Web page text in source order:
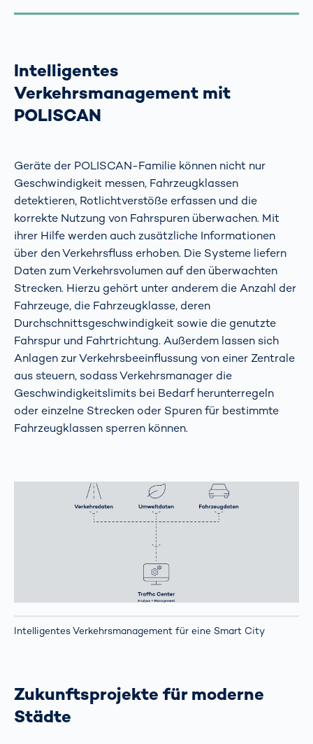
Intelligentes
Verkehrsmanagement mit
POLISCAN
Geräte der POLISCAN-Familie können nicht nur
Geschwindigkeit messen, Fahrzeugklassen
detektieren, Rotlichtverstöße erfassen und die
korrekte Nutzung von Fahrspuren überwachen. Mit
ihrer Hilfe werden auch zusätzliche Informationen
über den Verkehrsfluss erhoben. Die Systeme liefern
Daten zum Verkehrsvolumen auf den überwachten
Strecken. Hierzu gehört unter anderem die Anzahl der
Fahrzeuge, die Fahrzeugklasse, deren
Durchschnittsgeschwindigkeit sowie die genutzte
Fahrspur und Fahrtrichtung. Außerdem lassen sich
Anlagen zur Verkehrsbeeinflussung von einer Zentrale
aus steuern, sodass Verkehrsmanager die
Geschwindigkeitslimits bei Bedarf herunterregeln
oder einzelne Strecken oder Spuren für bestimmte
Fahrzeugklassen sperren können.
Intelligentes Verkehrsmanagement für eine Smart City
Zukunftsprojekte für moderne
Städte